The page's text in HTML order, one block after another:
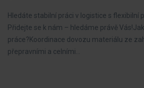
Hledáte stabilní práci v logistice s flexibilní
Přidejte se k nám – hledáme právě
práce?Koordinace dovozu materiálu ze
přepravními a celními…